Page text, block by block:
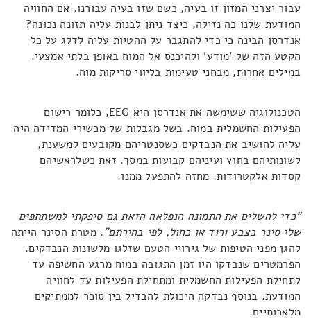
עבור יצרני המזון זו בעיה, כשם שזו בעיה עבורנו. אם החוויה
המודעת שלנו כה נזילה, כיצד ניתן לבנות עליה תזונה נכונה?
אנדרסן הבינה כי כדי להתגבר על ההטיות עליה לדלג על כל
הקטע הזה של 'מודע' ולהיכנס אל המוח באופן בלתי אמצעי.
במילים אחרות, מבחני טעימות בליווי סריקות מוח.
הטכנולוגיה ששימשה את אנדרסן היא EEG, כלומר רישום
הפעילות החשמלית במוח. בשל מגבלות של מכשירי המדידה היה
עליה להושיב את הנבדקים כשסנטריהם מקובעים למשענת,
לשונותיהם בחוץ ועיניהם קבועות במסך. זאת כשלראשיהם
קסדות אלקטרודות. מחזה להתפעל ממנו.
"כדי להשלים את התמונה הנפלאה הזאת גם סיפקתי למשתתפים
שלי סינר בצבע ורוד או כחול, לפי בחירתם". מטרת הסינר הייתה
להגן מפני הטיפות של גירויי הטעם שזלגו מלשונות הנבדקים.
הפרמטרים שנבדקו היו זמן התגובה במוח מרגע החשיפה עד
לתחילת הפעילות החשמלית ומתחילת הפעילות עד לחוויה
המודעת. בנוסף נבדקה היכולת להבדיל בין סוכר לממתיקים
מלאכותיים.